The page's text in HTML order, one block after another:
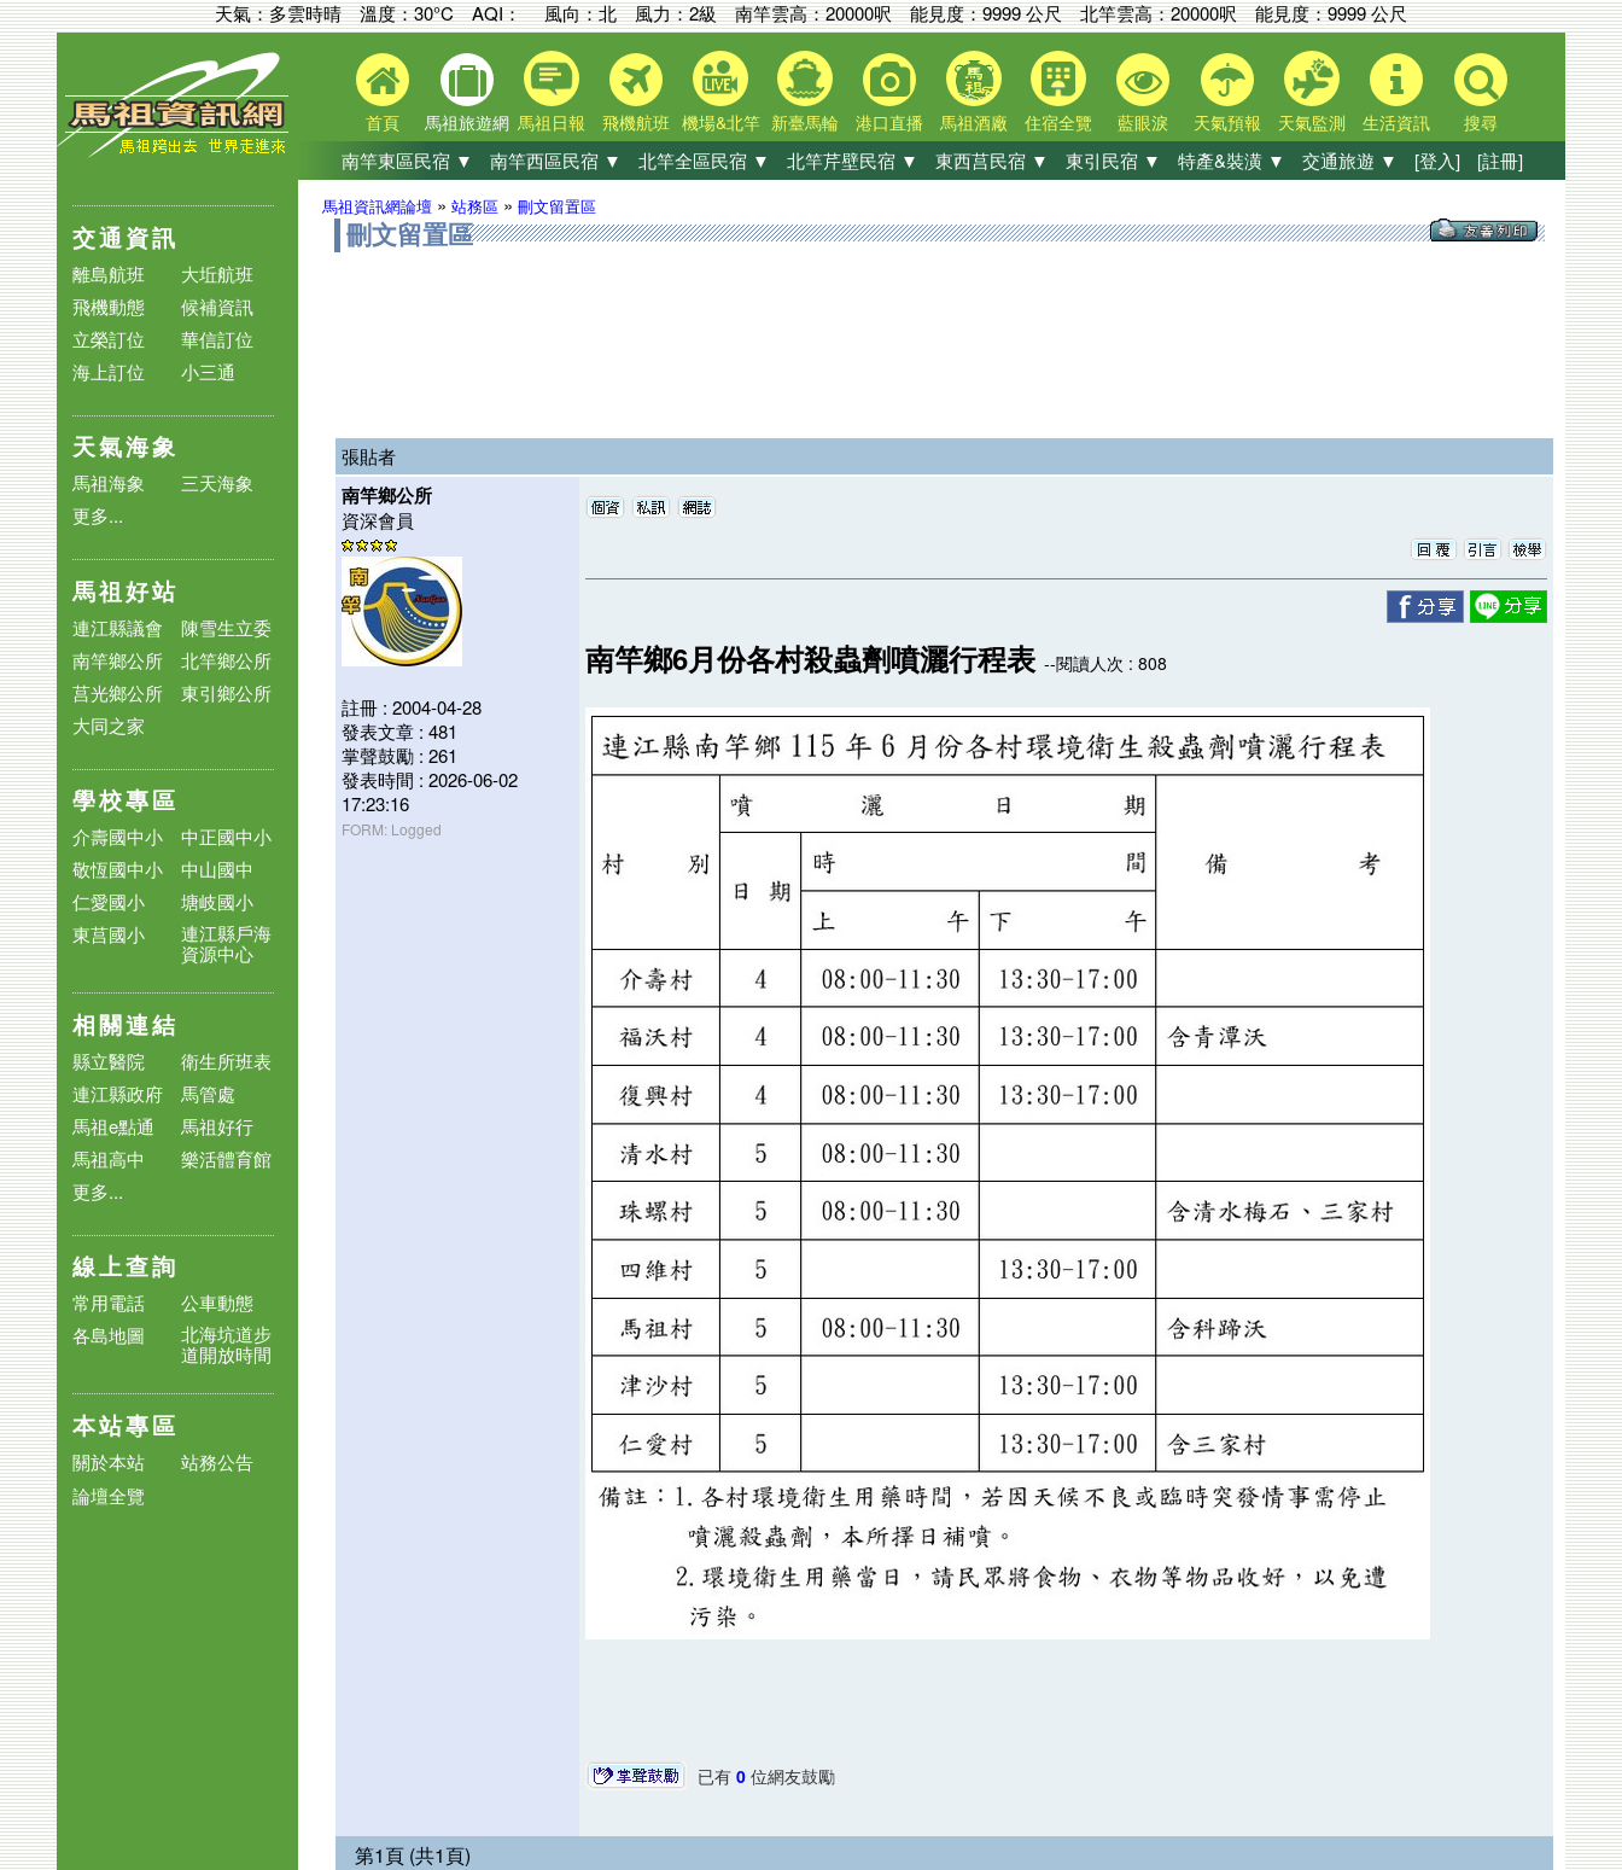
天氣：多雲時晴 溫度：30°CAQI： 風向：北 風力：2級南竿雲高：20000呎能見度：9999 公尺北竿雲高：20000呎能見度：9999 公尺
首頁 馬祖旅遊網 馬祖日報 飛機航班 機場&北竿 新臺馬輪 港口直播 馬祖酒廠 住宿全覽 藍眼淚 天氣預報 天氣監測 生活資訊 搜尋
南竿東區民宿 ▼ 南竿西區民宿 ▼ 北竿全區民宿 ▼ 北竿芹壁民宿 ▼ 東西莒民宿 ▼ 東引民宿 ▼ 特產&裝潢 ▼ 交通旅遊 ▼ [登入] [註冊]
交通資訊
離島航班
大坵航班
飛機動態
候補資訊
立榮訂位
華信訂位
海上訂位
小三通
天氣海象
馬祖海象
三天海象
更多...
馬祖好站
連江縣議會
陳雪生立委
南竿鄉公所
北竿鄉公所
莒光鄉公所
東引鄉公所
大同之家
學校專區
介壽國中小
中正國中小
敬恆國中小
中山國中
仁愛國小
塘岐國小
東莒國小
連江縣戶海
資源中心
相關連結
縣立醫院
衛生所班表
連江縣政府
馬管處
馬祖e點通
馬祖好行
馬祖高中
樂活體育館
更多...
線上查詢
常用電話
公車動態
各島地圖
北海坑道步
道開放時間
本站專區
關於本站
站務公告
論壇全覽
馬祖資訊網論壇 » 站務區 » 刪文留置區
刪文留置區
張貼者
南竿鄉公所
資深會員
註冊 : 2004-04-28
發表文章 : 481
掌聲鼓勵 : 261
發表時間 : 2026-06-02
17:23:16
FORM: Logged
南竿鄉6月份各村殺蟲劑噴灑行程表 --閱讀人次 : 808
已有 0位網友鼓勵
第1頁 (共1頁)